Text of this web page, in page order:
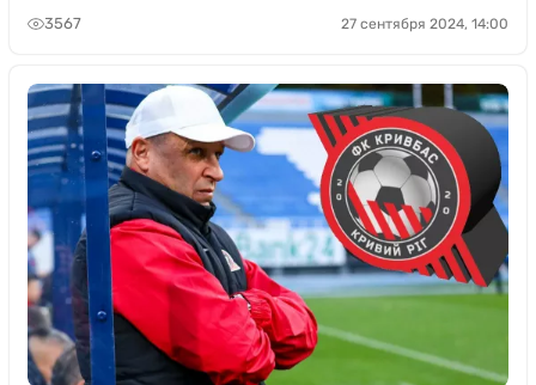
3567 27 сентября 2024, 14:00